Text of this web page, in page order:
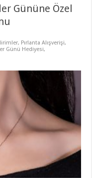
Gününe Özel
, Pırlanta Alışverişi,
Günü Hediyesi,